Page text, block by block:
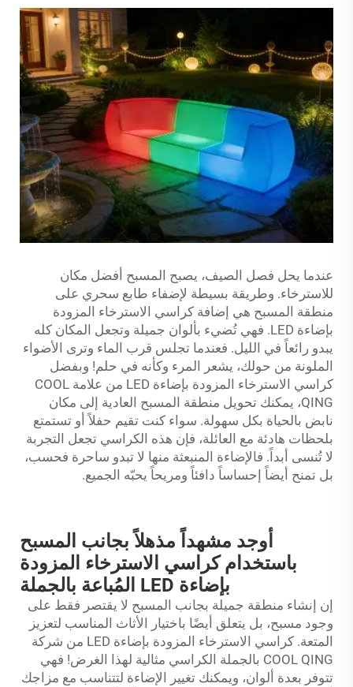
عندما يحل فصل الصيف، يصبح المسبح أفضل مكان
للاسترخاء. وطريقة بسيطة لإضفاء طابع سحري على
منطقة المسبح هي إضافة كراسي الاسترخاء المزودة
بإضاءة LED. فهي تُضيء بألوان جميلة وتجعل المكان كله
يبدو رائعاً في الليل. فعندما تجلس قرب الماء وترى الأضواء
الملونة من حولك، يشعر المرء وكأنه في حلم! وبفضل
كراسي الاسترخاء المزودة بإضاءة LED من علامة COOL
QING، يمكنك تحويل منطقة المسبح العادية إلى مكان
نابض بالحياة بكل سهولة. سواء كنت تقيم حفلاً أو تستمتع
بلحظات هادئة مع العائلة، فإن هذه الكراسي تجعل التجربة
لا تُنسى أبداً. فالإضاءة المنبعثة منها لا تبدو ساحرة فحسب،
بل تمنح أيضاً إحساساً دافئاً ومريحاً يحبّه الجميع.
أوجد مشهداً مذهلاً بجانب المسبح
باستخدام كراسي الاسترخاء المزودة
بإضاءة LED المُباعة بالجملة
إن إنشاء منطقة جميلة بجانب المسبح لا يقتصر فقط على
وجود مسبح، بل يتعلق أيضًا باختيار الأثاث المناسب لتعزيز
المتعة. كراسي الاسترخاء المزودة بإضاءة LED من شركة
COOL QING بالجملة
الكراسي مثالية لهذا الغرض! فهي
تتوفر بعدة ألوان، ويمكنك تغيير الإضاءة لتتناسب مع مزاجك